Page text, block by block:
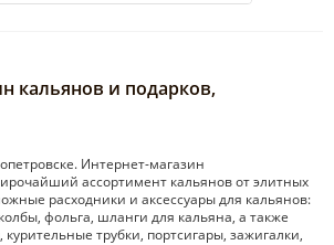
кальянов и подарков,
Интернет-магазин
ассортимент кальянов от элитных
расходники и аксессуары для кальянов:
фольга, шланги для кальяна, а также
трубки, портсигары, зажигалки,